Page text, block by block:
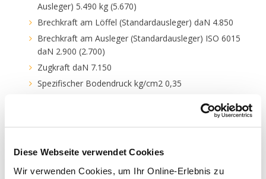
Diese Webseite verwendet Cookies
Wir verwenden Cookies, um Ihr Online-Erlebnis zu
Ausleger) 5.490 kg (5.670)
Brechkraft am Löffel (Standardausleger) daN 4.850
Brechkraft am Ausleger (Standardausleger) ISO 6015
daN 2.900 (2.700)
Zugkraft daN 7.150
Spezifischer Bodendruck kg/cm2 0,35
Baden-Württemberg